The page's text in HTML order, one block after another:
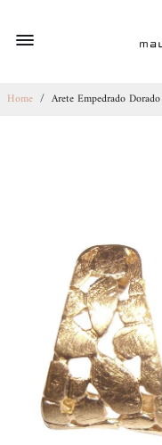
Home / Arete Empedrado Dorado